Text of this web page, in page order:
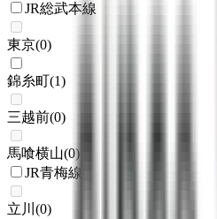
JR総武本線
東京(0)
錦糸町(1)
三越前(0)
馬喰横山(0)
JR青梅線
立川 (0)